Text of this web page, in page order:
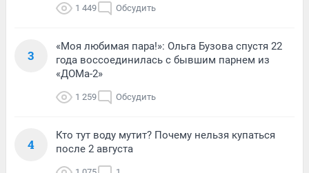
1 449 Обсудить
3
«Моя любимая пара!»: Ольга Бузова спустя 22
года воссоединилась с бывшим парнем из
«ДОМа-2»
1 259 Обсудить
4
Кто тут воду мутит? Почему нельзя купаться
после 2 августа